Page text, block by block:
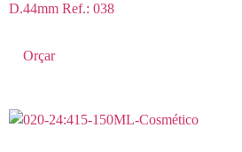
D.44mm Ref.: 038
Orçar